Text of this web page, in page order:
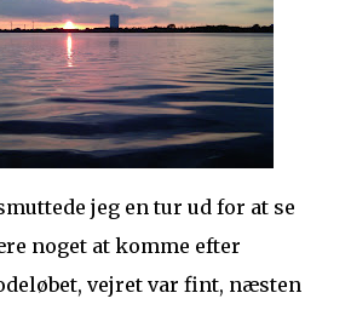
jeg en tur ud for at se
noget at komme efter
vejret var fint, næsten